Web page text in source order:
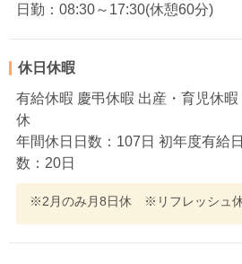
日勤：08:30～17:30(休憩60分)
休日休暇
有給休暇 慶弔休暇 出産・育児休
休
年間休日日数：107日 初年度有給
数：20日
※2月のみ月8日休 ※リフレッシュ休